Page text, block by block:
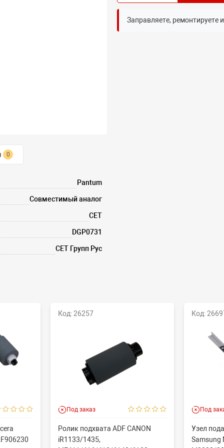
0
Pantum
Совместимый аналог
CET
DGP0731
СЕТ Групп Рус
Заправляете, ремонтируете
ADF CANON
Код: 26697
Под заказ
Узел подачи/захвата в сборе
Samsung ML-2160/2165/SL-